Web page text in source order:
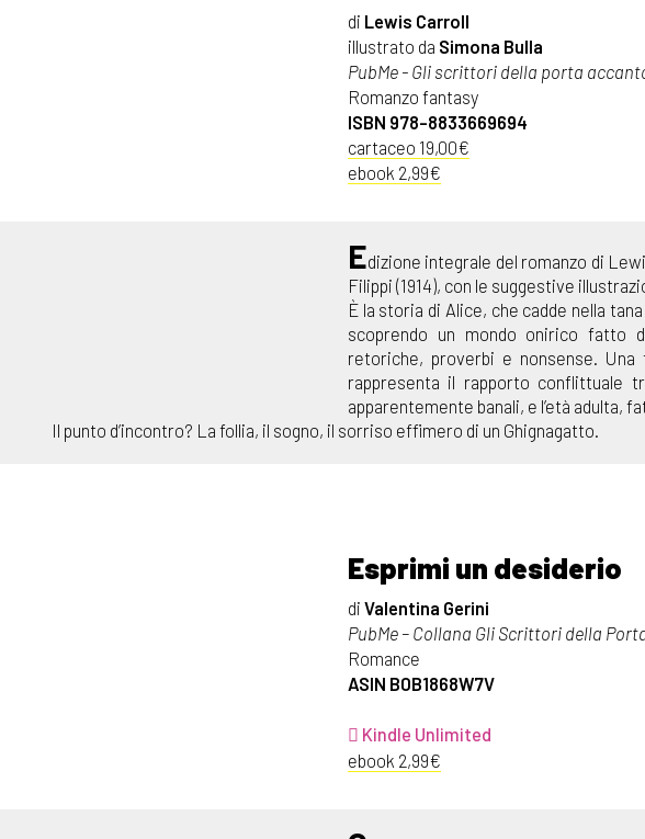
di Lewis Carroll
illustrato da Simona Bulla
PubMe - Gli scrittori della porta
Romanzo fantasy
ISBN 978-8833669694
cartaceo 19,00€
ebook 2,99€
Edizione integrale del romanzo di
Filippi (1914), con le suggestive
È la storia di Alice, che cadde nella
scoprendo un mondo onirico fatto
retoriche, proverbi e nonsense. Una
rappresenta il rapporto conflittuale
apparentemente banali, e l’età adulta,
Il punto d’incontro? La follia, il sogno, il sorriso effimero di un Ghignagatto.
Esprimi un desiderio
di Valentina Gerini
PubMe – Collana Gli Scrittori della
Romance
ASIN B0B1868W7V
Kindle Unlimited
ebook 2,99€